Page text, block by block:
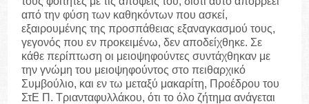
από την φύση των καθηκόντων που ασκεί,
εξαιρουμένης της προσπάθειας εξαναγκασμού τους,
γεγονός που εν προκειμένω, δεν αποδείχθηκε. Σε
κάθε περίπτωση οι μειοψηφούντες συντάχθηκαν με
την γνώμη του μειοψηφούντος στο πειθαρχικό
Συμβούλιο, και εν τω μεταξύ μακαρίτη, Προέδρου του
ΣτΕ Π. Τριανταφυλλάκου, ότι το όλο ζήτημα ανάγεται